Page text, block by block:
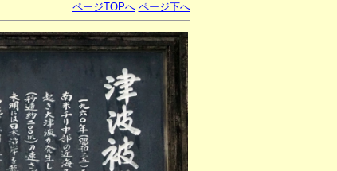
ページTOPへ ページ下へ